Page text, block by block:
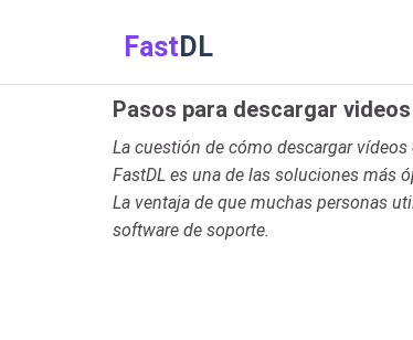
Fast DL
Pasos para descargar
La cuestión de cómo descargar
FastDL es una de las soluciones más
La ventaja de que muchas personas
software de soporte.